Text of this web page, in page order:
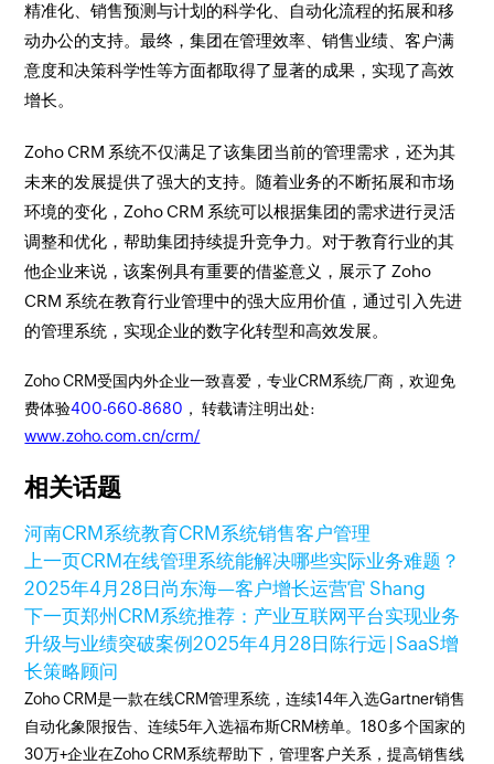
精准化、销售预测与计划的科学化、自动化流程的拓展和移
动办公的支持。最终，集团在管理效率、销售业绩、客户满
意度和决策科学性等方面都取得了显著的成果，实现了高效
增长。​
Zoho CRM 系统不仅满足了该集团当前的管理需求，还为其
未来的发展提供了强大的支持。随着业务的不断拓展和市场
环境的变化，Zoho CRM 系统可以根据集团的需求进行灵活
调整和优化，帮助集团持续提升竞争力。对于教育行业的其
他企业来说，该案例具有重要的借鉴意义，展示了 Zoho
CRM 系统在教育行业管理中的强大应用价值，通过引入先进
的管理系统，实现企业的数字化转型和高效发展。​
Zoho CRM受国内外企业一致喜爱，专业CRM系统厂商，欢迎免
费体验400-660-8680 ， 转载请注明出处:
www.zoho.com.cn/crm/
相关话题
河南CRM系统教育CRM系统销售客户管理
上一页CRM在线管理系统能解决哪些实际业务难题？
2025年4月28日 尚东海—客户增长运营官 Shang
下一页郑州CRM系统推荐：产业互联网平台实现业务
升级与业绩突破案例2025年4月28日 陈行远 | SaaS增
长策略顾问
Zoho CRM是一款在线CRM管理系统，连续14年入选Gartner销售
自动化象限报告、连续5年入选福布斯CRM榜单。180多个国家的
30万+企业在Zoho CRM系统帮助下，管理客户关系，提高销售线